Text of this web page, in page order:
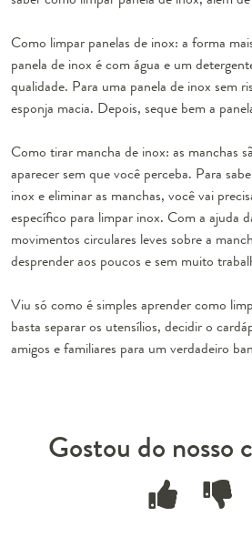
Como limpar panelas de inox: a forma
panela de inox é com água e um
qualidade. Para uma panela de inox sem
esponja macia. Depois, seque bem a
Como tirar mancha de inox: as manchas
aparecer sem que você perceba. Para
inox e eliminar as manchas, você vai
específico para limpar inox. Com a ajuda
movimentos circulares leves sobre a
desprender aos poucos e sem muito
Viu só como é simples aprender como
basta separar os utensílios, decidir o
amigos e familiares para um verdadeiro
Gostou do nosso